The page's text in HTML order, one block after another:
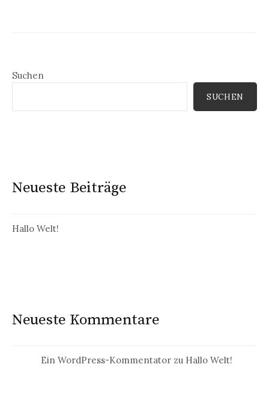
Suchen
SUCHEN
Neueste Beiträge
Hallo Welt!
Neueste Kommentare
Ein WordPress-Kommentator zu Hallo Welt!